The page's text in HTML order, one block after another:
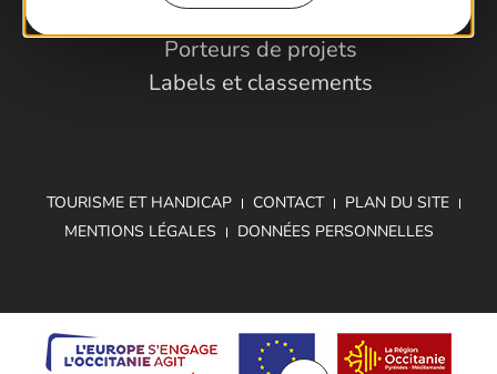
Partenaires et Pros
Porteurs de projets
Labels et classements
TOURISME ET HANDICAP CONTACT
PLAN DU SITE
MENTIONS LÉGALES
DONNÉES PERSONNELLES